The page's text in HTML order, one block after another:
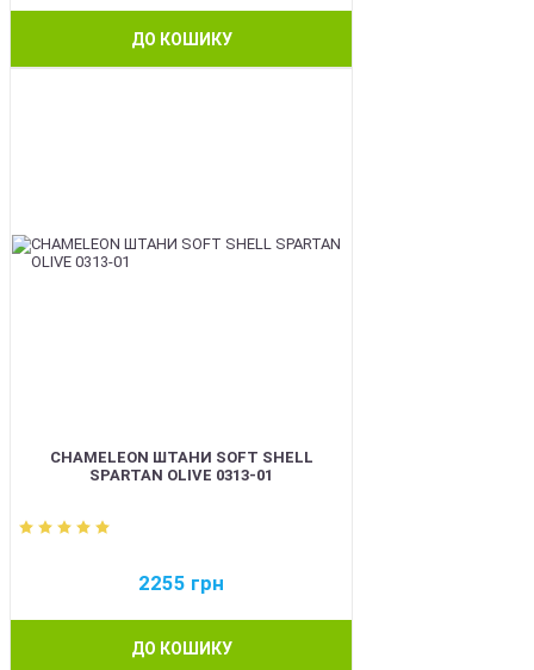
ДО КОШИКУ
CHAMELEON ШТАНИ SOFT SHELL
SPARTAN OLIVE 0313-01
2255 грн
ДО КОШИКУ